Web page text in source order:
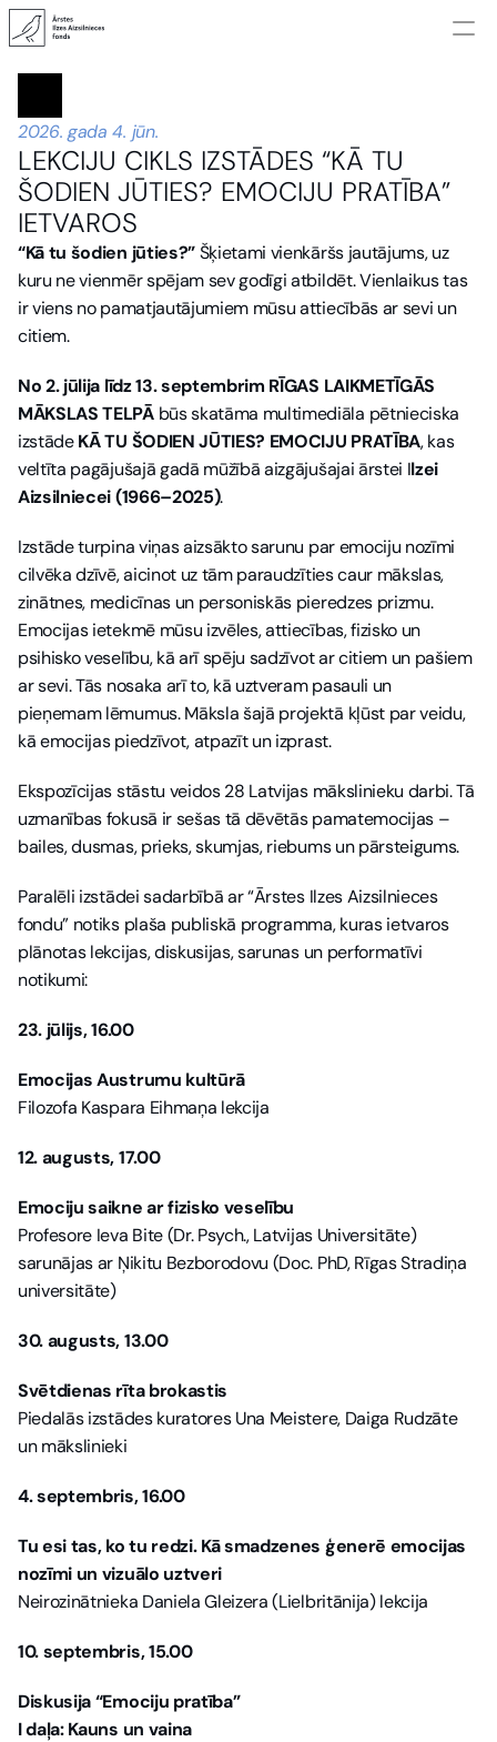
PROJEKTI
MANTOJUMS
MANTOJUMS
KONTAKTI
KONTAKTI
2026. gada 4. jūn.
LEKCIJU CIKLS IZSTĀDES “KĀ TU
ŠODIEN JŪTIES? EMOCIJU PRATĪBA”
IETVAROS
“Kā tu šodien jūties?” Šķietami vienkāršs jautājums, uz
kuru ne vienmēr spējam sev godīgi atbildēt. Vienlaikus tas
ir viens no pamatjautājumiem mūsu attiecībās ar sevi un
citiem.
No 2. jūlija līdz 13. septembrim RĪGAS LAIKMETĪGĀS
MĀKSLAS TELPĀ būs skatāma multimediāla pētnieciska
izstāde KĀ TU ŠODIEN JŪTIES? EMOCIJU PRATĪBA, kas
veltīta pagājušajā gadā mūžībā aizgājušajai ārstei Ilzei
Aizsilniecei (1966–2025).
Izstāde turpina viņas aizsākto sarunu par emociju nozīmi
cilvēka dzīvē, aicinot uz tām paraudzīties caur mākslas,
zinātnes, medicīnas un personiskās pieredzes prizmu.
Emocijas ietekmē mūsu izvēles, attiecības, fizisko un
psihisko veselību, kā arī spēju sadzīvot ar citiem un pašiem
ar sevi. Tās nosaka arī to, kā uztveram pasauli un
pieņemam lēmumus. Māksla šajā projektā kļūst par veidu,
kā emocijas piedzīvot, atpazīt un izprast.
Ekspozīcijas stāstu veidos 28 Latvijas mākslinieku darbi. Tā
uzmanības fokusā ir sešas tā dēvētās pamatemocijas –
bailes, dusmas, prieks, skumjas, riebums un pārsteigums.
Paralēli izstādei sadarbībā ar “Ārstes Ilzes Aizsilnieces
fondu” notiks plaša publiskā programma, kuras ietvaros
plānotas lekcijas, diskusijas, sarunas un performatīvi
notikumi:
23. jūlijs, 16.00
Emocijas Austrumu kultūrā
Filozofa Kaspara Eihmaņa lekcija
12. augusts, 17.00
Emociju saikne ar fizisko veselību
Profesore Ieva Bite (Dr. Psych., Latvijas Universitāte)
sarunājas ar Ņikitu Bezborodovu (Doc. PhD, Rīgas Stradiņa
universitāte)
30. augusts, 13.00
Svētdienas rīta brokastis
Piedalās izstādes kuratores Una Meistere, Daiga Rudzāte
un mākslinieki
4. septembris, 16.00
Tu esi tas, ko tu redzi. Kā smadzenes ģenerē emocijas
nozīmi un vizuālo uztveri
Neirozinātnieka Daniela Gleizera (Lielbritānija) lekcija
10. septembris, 15.00
Diskusija “Emociju pratība”
I daļa: Kauns un vaina